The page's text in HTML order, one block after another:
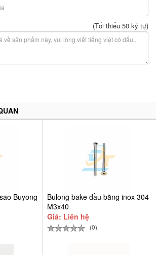
(Tối thiểu 50 ký tự)
Buyong
Bulong bake đầu bằng inox 304
M3x40
Giá: Liên hệ
(0)